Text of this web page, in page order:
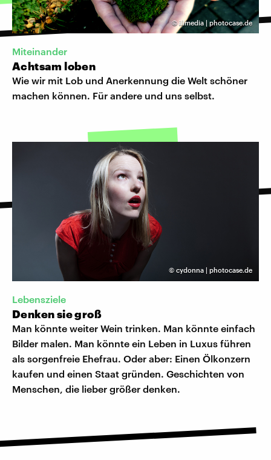
©illmedia | photocase.de
Miteinander
Achtsam loben
Wie wir mit Lob und Anerkennung die Welt schöner
machen können. Für andere und uns selbst.
© cydonna | photocase.de
Lebensziele
Denken sie groß
Man könnte weiter Wein trinken. Man könnte einfach
Bilder malen. Man könnte ein Leben in Luxus führen
als sorgenfreie Ehefrau. Oder aber: Einen Ölkonzern
kaufen und einen Staat gründen. Geschichten von
Menschen, die lieber größer denken.